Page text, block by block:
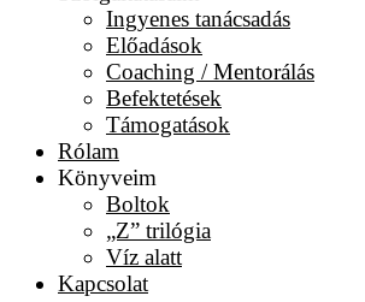
Ingyenes tanácsadás
Előadások
Coaching / Mentorálás
Befektetések
Támogatások
Rólam
Könyveim
Boltok
„Z” trilógia
Víz alatt
Kapcsolat